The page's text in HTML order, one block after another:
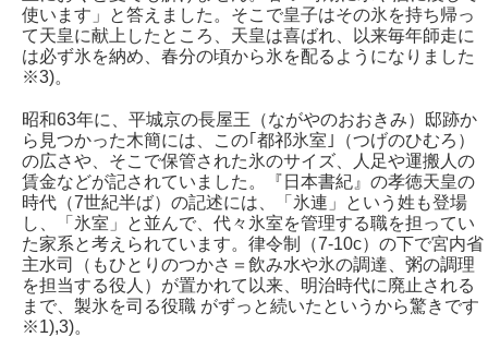
使います」と答えました。そこで皇子はその氷を持ち帰っ
て天皇に献上したところ、天皇は喜ばれ、以来毎年師走に
は必ず氷を納め、春分の頃から氷を配るようになりました
※3)。
昭和63年に、平城京の長屋王（ながやのおおきみ）邸跡か
ら見つかった木簡には、この｢都祁氷室｣（つげのひむろ）
の広さや、そこで保管された氷のサイズ、人足や運搬人の
賃金などが記されていました。『日本書紀』の孝徳天皇の
時代（7世紀半ば）の記述には、「氷連」という姓も登場
し、「氷室」と並んで、代々氷室を管理する職を担ってい
た家系と考えられています。律令制（7-10c）の下で宮内省
主水司（もひとりのつかさ＝飲み水や氷の調達、粥の調理
を担当する役人）が置かれて以来、明治時代に廃止される
まで、製氷を司る役職 がずっと続いたというから驚きです
※1),3)。